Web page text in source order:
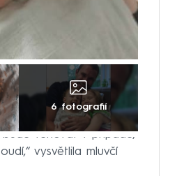
6 fotografií
bude věnovat v případě,
vysvětlila mluvčí